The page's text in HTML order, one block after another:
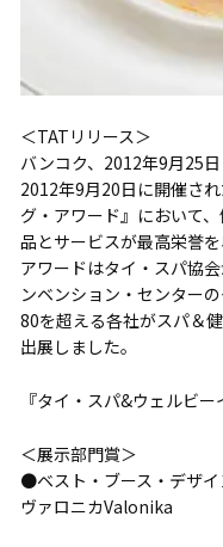
＜TATリリース＞
バンコク、2012年9月25日
2012年9月20日に開催さ
グ・アワード』において
品とサービスが最高栄誉を
アワードはタイ・スパ協
ンベンション・センター
80を超える各社がスパ＆
出展しました。
『タイ・スパ&ウェルビ
＜展示部門賞＞
●ベスト・ブース・デザイ
ヴァロニカValonika